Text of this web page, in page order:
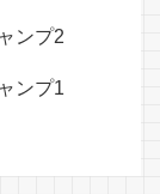
ンプ2
ンプ1